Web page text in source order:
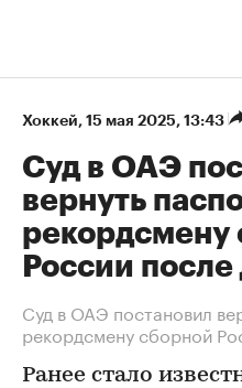
Хоккей⁠, 15 мая 2025, 13:43
Суд в ОАЭ
вернуть
рекордсмену
России после
Суд в ОАЭ постановил
рекордсмену сборной
Ранее стало